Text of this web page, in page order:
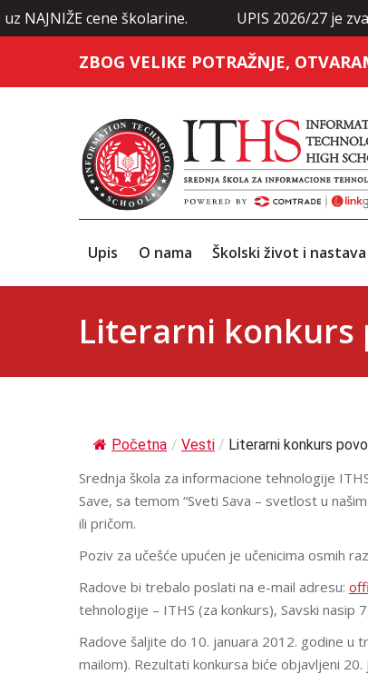
cene školarine. UPIS 2026/27 je zvanično
ZBOG VELIKE POTRAŽNJE,
Upis O nama Školski život i nastava
Literarni konkurs
Početna / Vesti / Literarni konkurs
Srednja škola za informacione tehnologije
Save, sa temom “Sveti Sava – svetlost u
ili pričom.
Poziv za učešće upućen je učenicima osmih
Radove bi trebalo poslati na e-mail adresu:
tehnologije – ITHS (za konkurs), Savski nasip
Radove šaljite do 10. januara 2012. godine u
mailom). Rezultati konkursa biće objavljeni 20.